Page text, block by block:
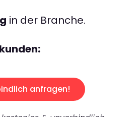
in der Branche.
anfragen!